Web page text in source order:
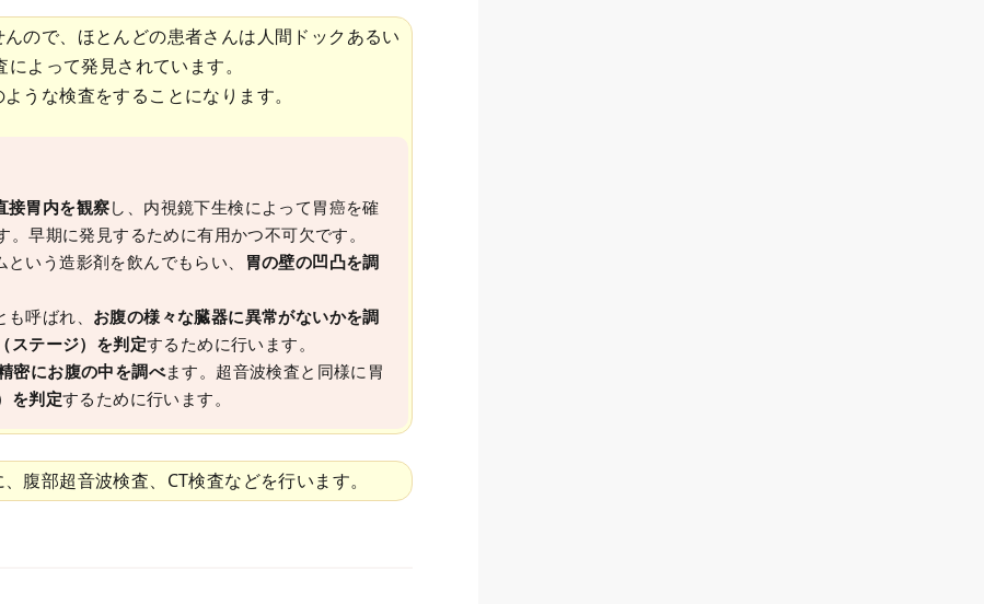
ので、ほとんどの患者さんは人間ドックあるい
よって発見されています。
うな検査をすることになります。
接胃内を観察し、内視鏡下生検によって胃癌を確
。早期に発見するために有用かつ不可欠です。
という造影剤を飲んでもらい、
胃の壁の凹凸を調
呼ばれ、 お腹の様々な臓器に異常がないかを調
ステージ）を判定するために行います。
密にお腹の中を調べます。超音波検査と同様に胃
を判定するために行います。
腹部超音波検査、CT検査などを行います。